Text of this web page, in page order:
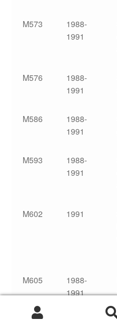
M573
1988-
1991
M576
1988-
1991
M586
1988-
1991
M593
1988-
1991
M602 1991
M605
1988-
1991
M612
Recherche
Recherche